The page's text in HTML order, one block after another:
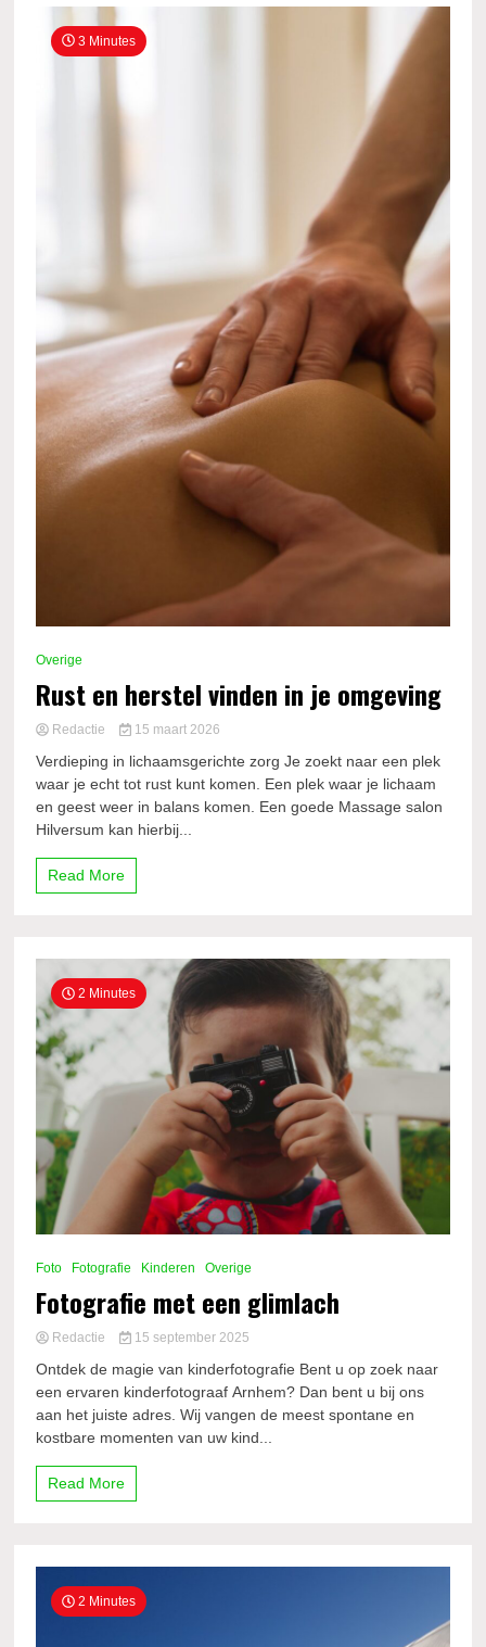
3 Minutes
Overige
Rust en herstel vinden in je omgeving
Redactie 15 maart 2026
Verdieping in lichaamsgerichte zorg Je zoekt naar een plek
waar je echt tot rust kunt komen. Een plek waar je lichaam
en geest weer in balans komen. Een goede Massage salon
Hilversum kan hierbij...
Read More
2 Minutes
Foto Fotografie Kinderen Overige
Fotografie met een glimlach
Redactie 15 september 2025
Ontdek de magie van kinderfotografie Bent u op zoek naar
een ervaren kinderfotograaf Arnhem? Dan bent u bij ons
aan het juiste adres. Wij vangen de meest spontane en
kostbare momenten van uw kind...
Read More
2 Minutes